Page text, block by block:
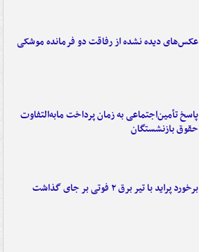
عکس‌های دیده نشده از رفاقت دو فرمانده‌ موشکی
پاسخ تأمین‌اجتماعی به زمان پرداخت مابه‌التفاوت
حقوق بازنشستگان
برخورد پراید با تیر برق ۲ فوتی بر جای گذاشت